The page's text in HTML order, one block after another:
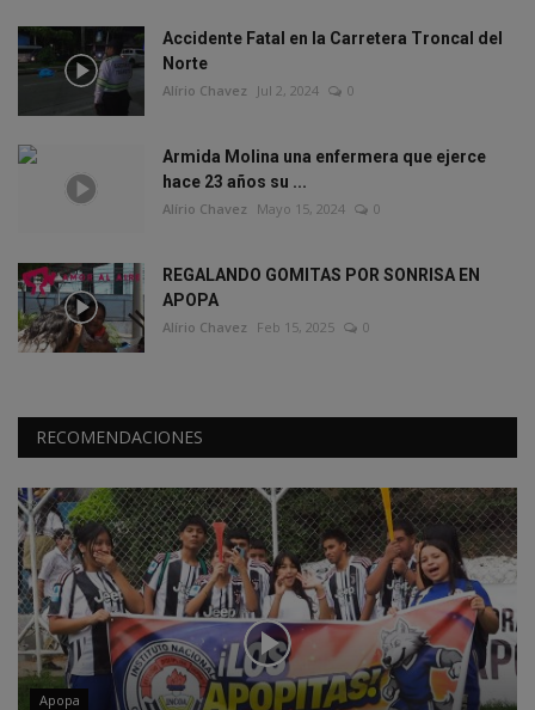
Accidente Fatal en la Carretera Troncal del
Norte
Alírio Chavez Jul 2, 2024 0
Armida Molina una enfermera que ejerce
hace 23 años su ...
Alírio Chavez Mayo 15, 2024 0
REGALANDO GOMITAS POR SONRISA EN
APOPA
Alírio Chavez Feb 15, 2025 0
RECOMENDACIONES
Apopa